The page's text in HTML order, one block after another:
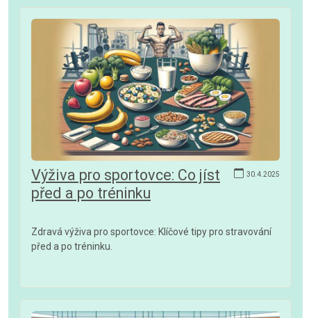
30.4.2025
Výživa pro sportovce: Co jíst
před a po tréninku
Zdravá výživa pro sportovce: Klíčové tipy pro stravování
před a po tréninku.